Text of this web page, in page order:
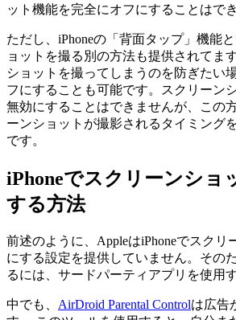
ット機能を完全にオフにすることはで
ただし、iPhoneの「背面タップ」機能
ョットを撮る別の方法も提供されてま
ショットを撮ってしまうのを防ぎたい
フにすることも可能です。スクリーン
無効にすることはできませんが、この
ーンショットが撮影されるタイミング
です。
iPhoneでスクリーンショ
する方法
前述のように、AppleはiPhoneでスクリ
にする設定を提供していません。その
るには、サードパーティアプリを使用
中でも、 AirDroid Parental Controlは広告